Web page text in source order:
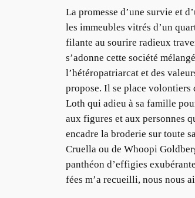
La promesse d’une survie et
les immeubles vitrés d’un
filante au sourire radieux
s’adonne cette société
l’hétéropatriarcat et des
propose. Il se place volontiers
Loth qui adieu à sa famille
aux figures et aux personnes
encadre la broderie sur toute
Cruella ou de Whoopi
panthéon d’effigies
fées m’a recueilli, nous nous